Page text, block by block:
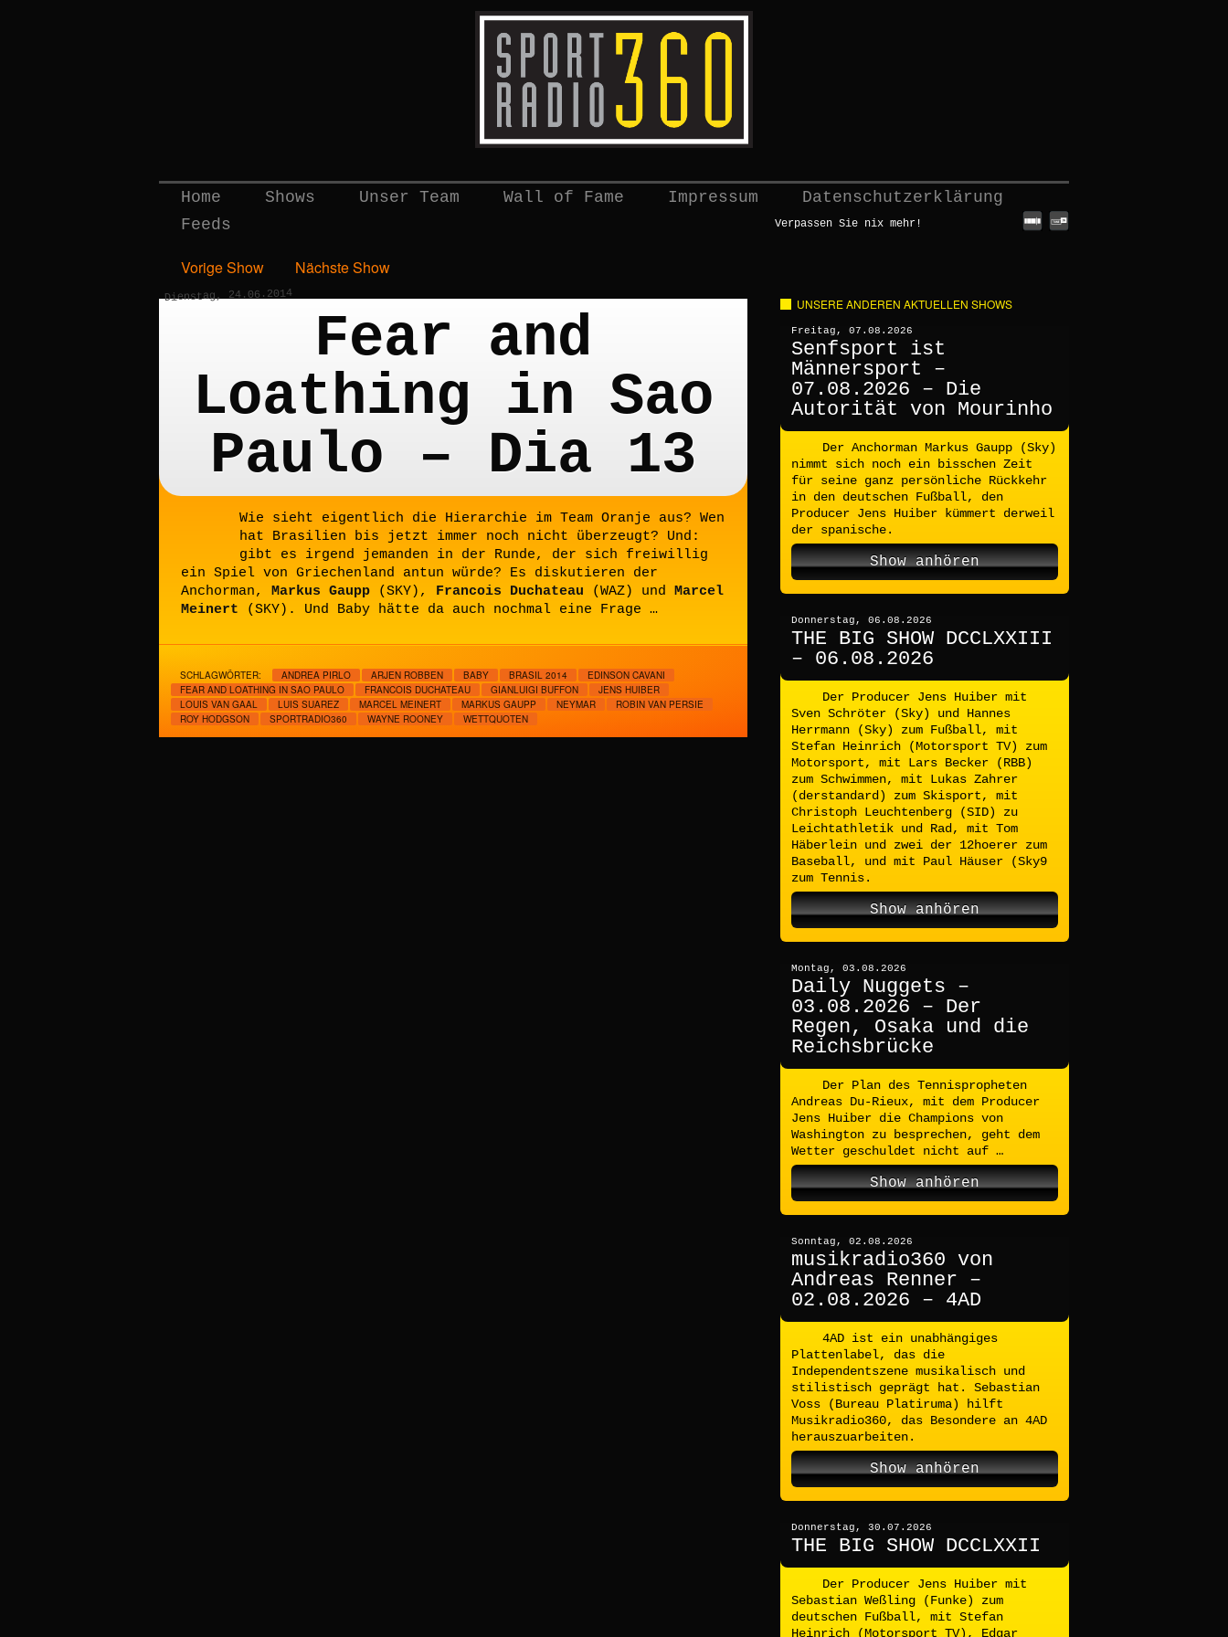
Home Shows Unser Team Wall of Fame Impressum
Datenschutzerklärung
Feeds
Verpassen Sie nix mehr!
Vorige Show Nächste Show
Dienstag, 24.06.2014
Fear and
Loathing in Sao
Paulo – Dia 13
Wie sieht eigentlich die Hierarchie im Team Oranje aus? Wen
hat Brasilien bis jetzt immer noch nicht überzeugt? Und:
gibt es irgend jemanden in der Runde, der sich freiwillig
ein Spiel von Griechenland antun würde? Es diskutieren der
Anchorman, Markus Gaupp (SKY), Francois Duchateau (WAZ) und Marcel
Meinert (SKY). Und Baby hätte da auch nochmal eine Frage …
SCHLAGWÖRTER: ANDREA PIRLO ARJEN ROBBEN BABY BRASIL 2014
EDINSON CAVANI
FEAR AND LOATHING IN SAO PAULO
FRANCOIS DUCHATEAU GIANLUIGI BUFFON
JENS HUIBER
LOUIS VAN GAAL
LUIS SUAREZ MARCEL MEINERT MARKUS GAUPP NEYMAR
ROBIN VAN PERSIE
ROY HODGSON
SPORTRADIO360 WAYNE ROONEY WETTQUOTEN
UNSERE ANDEREN AKTUELLEN SHOWS
Freitag, 07.08.2026
Senfsport ist
Männersport –
07.08.2026 – Die
Autorität von Mourinho
Der Anchorman Markus Gaupp (Sky)
nimmt sich noch ein bisschen Zeit
für seine ganz persönliche Rückkehr
in den deutschen Fußball, den
Producer Jens Huiber kümmert derweil
der spanische.
Show anhören
Donnerstag, 06.08.2026
THE BIG SHOW DCCLXXIII
– 06.08.2026
Der Producer Jens Huiber mit
Sven Schröter (Sky) und Hannes
Herrmann (Sky) zum Fußball, mit
Stefan Heinrich (Motorsport TV) zum
Motorsport, mit Lars Becker (RBB)
zum Schwimmen, mit Lukas Zahrer
(derstandard) zum Skisport, mit
Christoph Leuchtenberg (SID) zu
Leichtathletik und Rad, mit Tom
Häberlein und zwei der 12hoerer zum
Baseball, und mit Paul Häuser (Sky9
zum Tennis.
Show anhören
Montag, 03.08.2026
Daily Nuggets –
03.08.2026 – Der
Regen, Osaka und die
Reichsbrücke
Der Plan des Tennispropheten
Andreas Du-Rieux, mit dem Producer
Jens Huiber die Champions von
Washington zu besprechen, geht dem
Wetter geschuldet nicht auf …
Show anhören
Sonntag, 02.08.2026
musikradio360 von
Andreas Renner –
02.08.2026 – 4AD
4AD ist ein unabhängiges
Plattenlabel, das die
Independentszene musikalisch und
stilistisch geprägt hat. Sebastian
Voss (Bureau Platiruma) hilft
Musikradio360, das Besondere an 4AD
herauszuarbeiten.
Show anhören
Donnerstag, 30.07.2026
THE BIG SHOW DCCLXXII
Der Producer Jens Huiber mit
Sebastian Weßling (Funke) zum
deutschen Fußball, mit Stefan
Heinrich (Motorsport TV), Edgar